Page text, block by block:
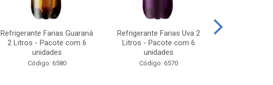
Refrigerante Farias Guaraná
2 Litros - Pacote com 6
unidades
Código: 6580
Refrigerante Farias Uva 2
Litros - Pacote com 6
unidades
Código: 6570